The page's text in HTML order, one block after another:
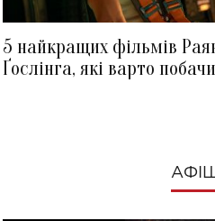
5 найкращих фільмів
Ґослінга, які варто